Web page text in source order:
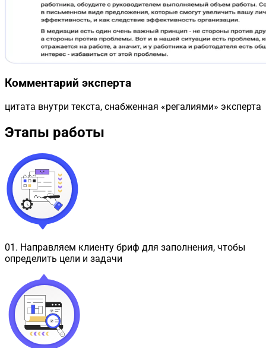
Комментарий эксперта
цитата внутри текста, снабженная «регалиями» эксперта
Этапы работы
01 . Направляем клиенту бриф для заполнения, чтобы
определить цели и задачи